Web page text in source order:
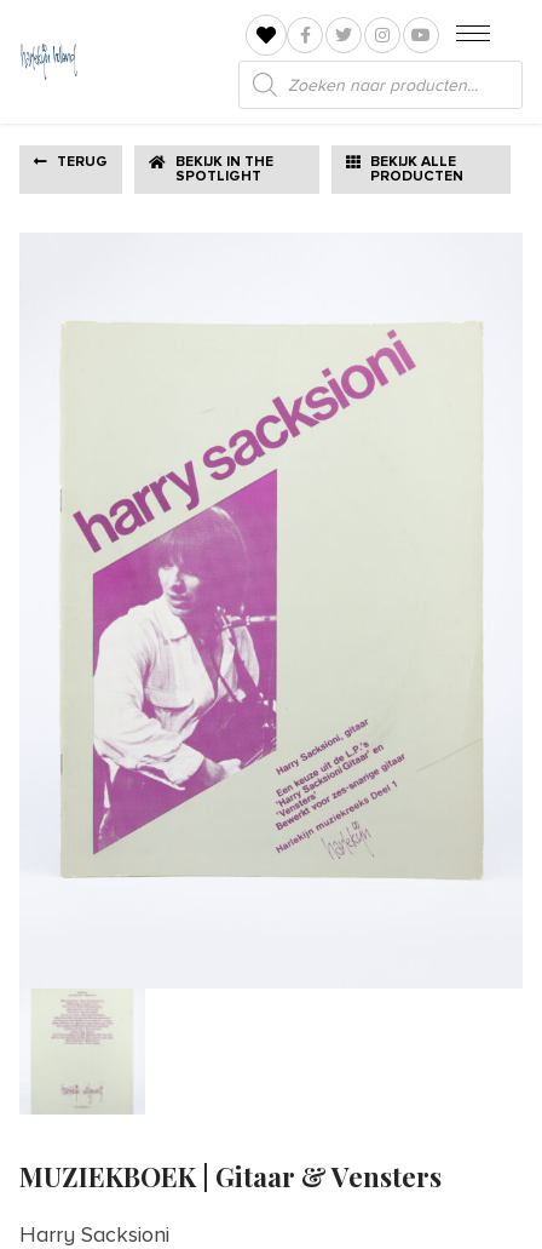
Producten
zoeken
TERUG
BEKIJK IN THE
SPOTLIGHT
BEKIJK ALLE
PRODUCTEN
MUZIEKBOEK | Gitaar & Vensters
Harry Sacksioni